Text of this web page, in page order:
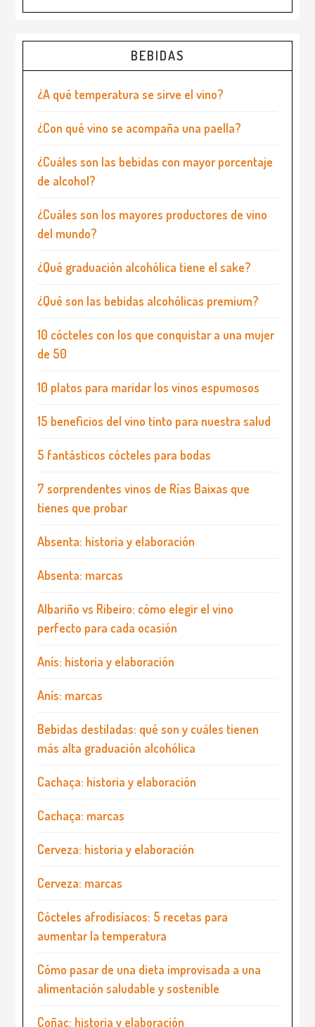
BEBIDAS
¿A qué temperatura se sirve el vino?
¿Con qué vino se acompaña una paella?
¿Cuáles son las bebidas con mayor porcentaje
de alcohol?
¿Cuáles son los mayores productores de vino
del mundo?
¿Qué graduación alcohólica tiene el sake?
¿Qué son las bebidas alcohólicas premium?
10 cócteles con los que conquistar a una mujer
de 50
10 platos para maridar los vinos espumosos
15 beneficios del vino tinto para nuestra salud
5 fantásticos cócteles para bodas
7 sorprendentes vinos de Rías Baixas que
tienes que probar
Absenta: historia y elaboración
Absenta: marcas
Albariño vs Ribeiro: cómo elegir el vino
perfecto para cada ocasión
Anís: historia y elaboración
Anís: marcas
Bebidas destiladas: qué son y cuáles tienen
más alta graduación alcohólica
Cachaça: historia y elaboración
Cachaça: marcas
Cerveza: historia y elaboración
Cerveza: marcas
Cócteles afrodisíacos: 5 recetas para
aumentar la temperatura
Cómo pasar de una dieta improvisada a una
alimentación saludable y sostenible
Coñac: historia y elaboración